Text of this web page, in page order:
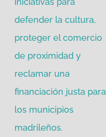
defender la cultura,
proteger el comercio
de proximidad y
reclamar una
financiación justa para
los municipios
madrileños.